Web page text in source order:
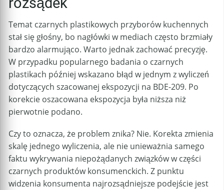
Temat czarnych plastikowych przyborów kuchennych
stał się głośny, bo nagłówki w mediach często brzmiały
bardzo alarmująco. Warto jednak zachować precyzję.
W przypadku popularnego badania o czarnych
plastikach później wskazano błąd w jednym z wyliczeń
dotyczących szacowanej ekspozycji na BDE-209. Po
korekcie oszacowana ekspozycja była niższa niż
pierwotnie podano.
Czy to oznacza, że problem znika? Nie. Korekta zmienia
skalę jednego wyliczenia, ale nie unieważnia samego
faktu wykrywania niepożądanych związków w części
czarnych produktów konsumenckich. Z punktu
widzenia konsumenta najrozsądniejsze podejście jest